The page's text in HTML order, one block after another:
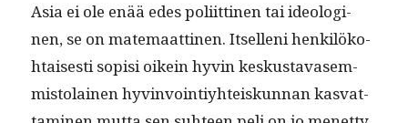
Asia ei ole enää edes poli­it­ti­nen tai ide­ologi­
nen, se on matemaat­ti­nen. Itsel­leni henkilöko­
htais­es­ti sopisi oikein hyvin keskus­tavasem­
mis­to­lainen hyv­in­voin­tiy­hteiskun­nan kas­vat­